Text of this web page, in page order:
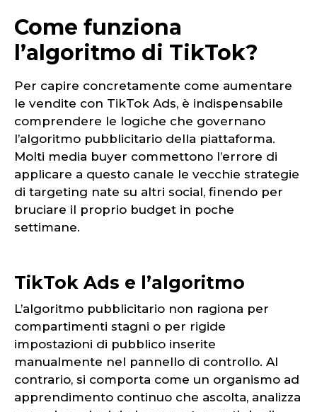
Come funziona
l’algoritmo di TikTok?
Per capire concretamente come aumentare
le vendite con TikTok Ads, è indispensabile
comprendere le logiche che governano
l’algoritmo pubblicitario della piattaforma.
Molti media buyer commettono l’errore di
applicare a questo canale le vecchie strategie
di targeting nate su altri social, finendo per
bruciare il proprio budget in poche
settimane.
TikTok Ads e l’algoritmo
L’algoritmo pubblicitario non ragiona per
compartimenti stagni o per rigide
impostazioni di pubblico inserite
manualmente nel pannello di controllo. Al
contrario, si comporta come un organismo ad
apprendimento continuo che ascolta, analizza